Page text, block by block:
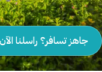
جاهز تسافر؟ راسلنا